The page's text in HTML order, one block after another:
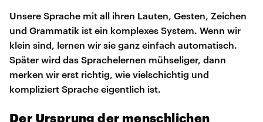
Unsere Sprache mit all ihren Lauten, Gesten, Zeichen
und Grammatik ist ein komplexes System. Wenn wir
klein sind, lernen wir sie ganz einfach automatisch.
Später wird das Sprachelernen mühseliger, dann
merken wir erst richtig, wie vielschichtig und
kompliziert Sprache eigentlich ist.
Der Ursprung der menschlichen